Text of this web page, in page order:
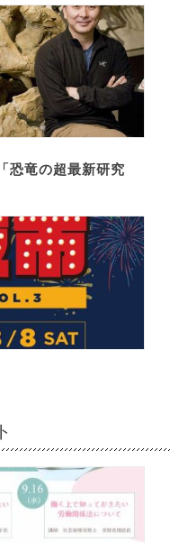
恐竜の超最新研究